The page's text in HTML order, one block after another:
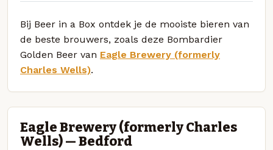
Bij Beer in a Box ontdek je de mooiste bieren van
de beste brouwers, zoals deze Bombardier
Golden Beer van Eagle Brewery (formerly
Charles Wells).
Eagle Brewery (formerly Charles
Wells) — Bedford